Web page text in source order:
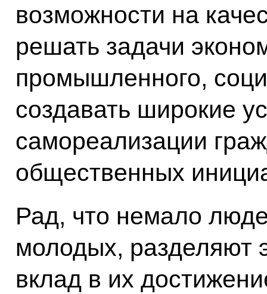
возможности на
решать задачи
промышленного,
создавать широкие
самореализации
общественных
Рад, что немало
молодых, разделяют
вклад в их